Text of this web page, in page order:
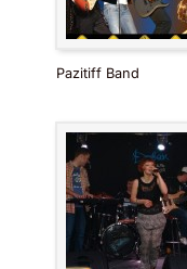
Pazitiff Band